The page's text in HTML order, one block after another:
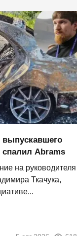
выпускавшего
Abrams
на руководителя
Ткачука,